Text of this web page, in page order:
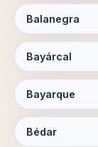
Balanegra
Bayárcal
Bayarque
Bédar